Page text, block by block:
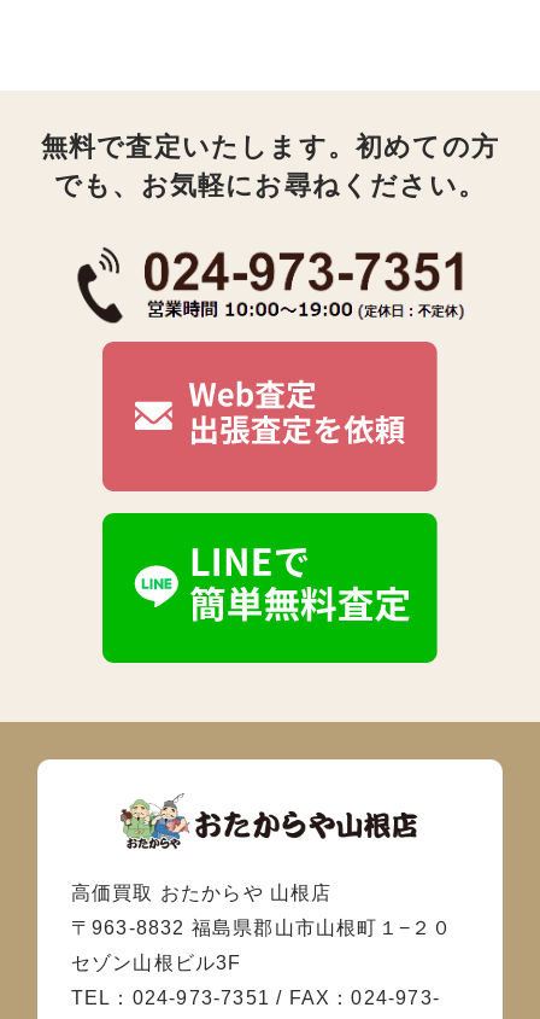
無料で査定いたします。初めての方
でも、お気軽にお尋ねください。
高価買取 おたからや 山根店
〒963-8832 福島県郡山市山根町１−２０
セゾン山根ビル3F
TEL：024-973-7351 / FAX：024-973-